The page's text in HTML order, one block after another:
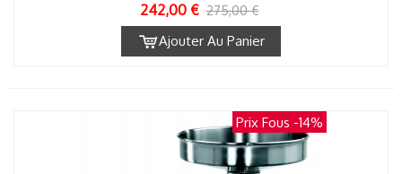
242,00 € 275,00 €
Ajouter Au Panier
Prix Fous -14%